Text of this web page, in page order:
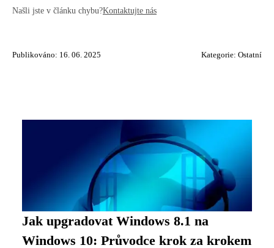
Našli jste v článku chybu?Kontaktujte nás
Publikováno: 16. 06. 2025 Kategorie: Ostatní
Jak upgradovat Windows 8.1 na
Windows 10: Průvodce krok za krokem